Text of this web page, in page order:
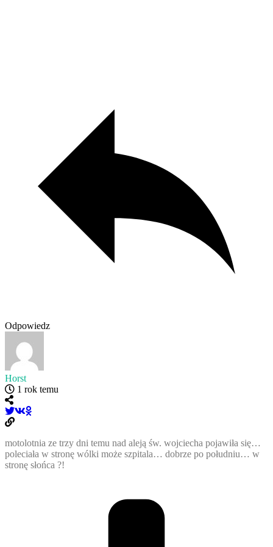
Odpowiedz
Horst
1 rok temu
motolotnia ze trzy dni temu nad aleją św. wojciecha pojawiła się…
poleciała w stronę wólki może szpitala… dobrze po południu… w
stronę słońca ?!